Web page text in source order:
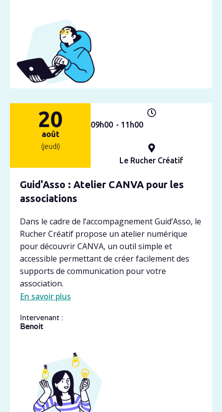
20
août
(jeudi)
09h00 - 11h00
Le Rucher Créatif
Guid'Asso : Atelier CANVA pour les
associations
Dans le cadre de l’accompagnement Guid’Asso, le
Rucher Créatif propose un atelier numérique
pour découvrir CANVA, un outil simple et
accessible permettant de créer facilement des
supports de communication pour votre
association.
En savoir plus
Intervenant :
Benoit